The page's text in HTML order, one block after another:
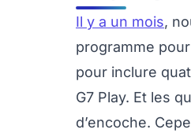
Il y a un mois,
programme
pour inclure
G7 Play. Et les
d’encoche.